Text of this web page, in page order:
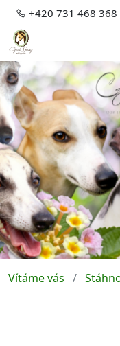
+420 731 468 368
Vítáme vás